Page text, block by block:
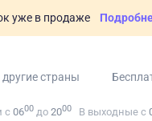
уже в продаже
другие страны
с 0600 до 2000 В выходные с